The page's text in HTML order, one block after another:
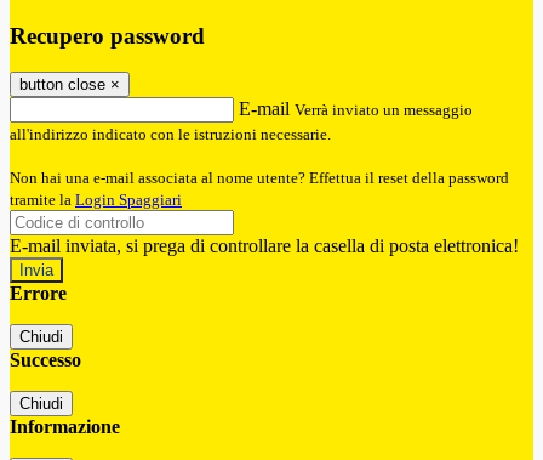
Recupero password
button close ×
E-mail Verrà inviato un messaggio
all'indirizzo indicato con le istruzioni necessarie.
Non hai una e-mail associata al nome utente? Effettua il reset della password
tramite la Login Spaggiari
E-mail inviata, si prega di controllare la casella di posta elettronica!
Errore
Chiudi
Successo
Chiudi
Informazione